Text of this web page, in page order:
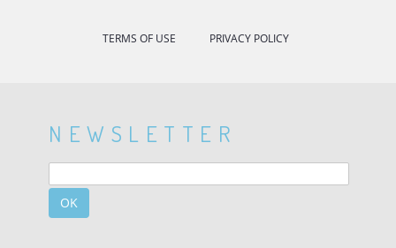
TERMS OF USE PRIVACY POLICY
NEWSLETTER
OK